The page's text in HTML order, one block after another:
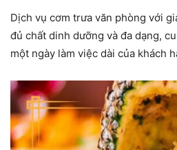
Dịch vụ cơm trưa văn phòng với
đủ chất dinh dưỡng và đa dạng,
một ngày làm việc dài của khách